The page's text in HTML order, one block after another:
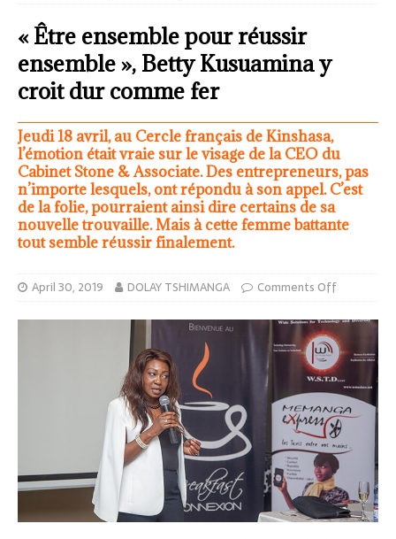
« Être ensemble pour réussir
ensemble », Betty Kusuamina y
croit dur comme fer
Jeudi 18 avril, au Cercle français de Kinshasa,
l’émotion était vraie sur le visage de la CEO du
Cabinet Stone & Associate. Des entrepreneurs, pas
n’importe lesquels, ont répondu à son appel. C’est
de la folie, pourraient ainsi dire certains de sa
nouvelle trouvaille. Mais à cette femme battante
tout semble réussir finalement.
April 30, 2019 DOLAY TSHIMANGA Comments Off